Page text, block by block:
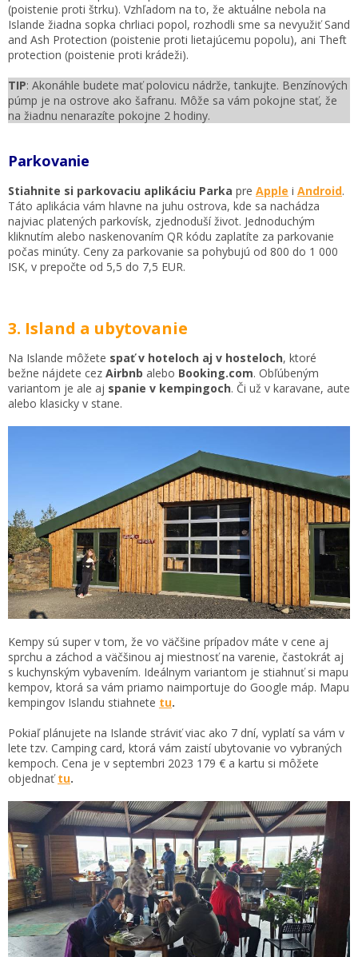
(poistenie proti štrku). Vzhľadom na to, že aktuálne nebola na
Islande žiadna sopka chrliaci popol, rozhodli sme sa nevyužiť Sand
and Ash Protection (poistenie proti lietajúcemu popolu), ani Theft
protection (poistenie proti krádeži).
TIP: Akonáhle budete mať polovicu nádrže, tankujte. Benzínových
púmp je na ostrove ako šafranu. Môže sa vám pokojne stať, že
na žiadnu nenarazíte pokojne 2 hodiny.
Parkovanie
Stiahnite si parkovaciu aplikáciu Parka pre Apple i Android.
Táto aplikácia vám hlavne na juhu ostrova, kde sa nachádza
najviac platených parkovísk, zjednoduší život. Jednoduchým
kliknutím alebo naskenovaním QR kódu zaplatíte za parkovanie
počas minúty. Ceny za parkovanie sa pohybujú od 800 do 1 000
ISK, v prepočte od 5,5 do 7,5 EUR.
3. Island a ubytovanie
Na Islande môžete spať v hoteloch aj v hosteloch, ktoré
bežne nájdete cez Airbnb alebo Booking.com. Obľúbeným
variantom je ale aj spanie v kempingoch. Či už v karavane, aute
alebo klasicky v stane.
Kempy sú super v tom, že vo väčšine prípadov máte v cene aj
sprchu a záchod a väčšinou aj miestnosť na varenie, častokrát aj
s kuchynským vybavením. Ideálnym variantom je stiahnuť si mapu
kempov, ktorá sa vám priamo naimportuje do Google máp. Mapu
kempingov Islandu stiahnete tu.
Pokiaľ plánujete na Islande stráviť viac ako 7 dní, vyplatí sa vám v
lete tzv. Camping card, ktorá vám zaistí ubytovanie vo vybraných
kempoch. Cena je v septembri 2023 179 € a kartu si môžete
objednať tu.